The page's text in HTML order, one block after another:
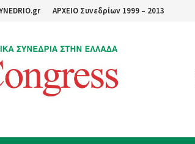
ΑΡΧΕΙΟ Συνεδρίων 1999 – 2013